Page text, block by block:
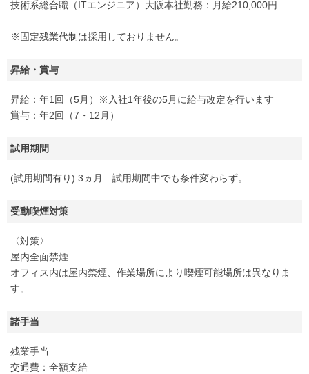
技術系総合職（ITエンジニア）大阪本社勤務：月給210,000円
※固定残業代制は採用しておりません。
昇給・賞与
昇給：年1回（5月）※入社1年後の5月に給与改定を行います
賞与：年2回（7・12月）
試用期間
(試用期間有り) 3ヵ月 試用期間中でも条件変わらず。
受動喫煙対策
〈対策〉
屋内全面禁煙
オフィス内は屋内禁煙、作業場所により喫煙可能場所は異なりま
す。
諸手当
残業手当
交通費：全額支給